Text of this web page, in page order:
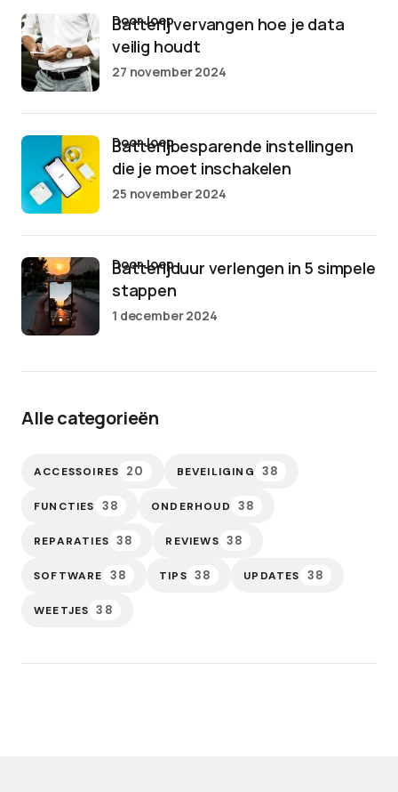
Batterij vervangen hoe je data
veilig houdt
door Joep
27 november 2024
Batterijbesparende instellingen
die je moet inschakelen
door Joep
25 november 2024
Batterijduur verlengen in 5 simpele
stappen
door Joep
1 december 2024
Alle categorieën
ACCESSOIRES 20 BEVEILIGING 38
FUNCTIES 38 ONDERHOUD 38
REPARATIES 38 REVIEWS 38
SOFTWARE 38 TIPS 38 UPDATES 38
WEETJES 38